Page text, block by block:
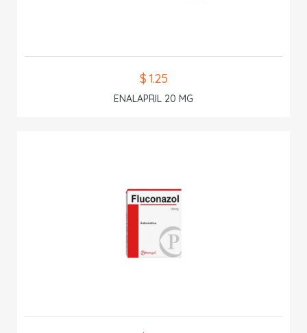
$ 1.25
ENALAPRIL 20 MG